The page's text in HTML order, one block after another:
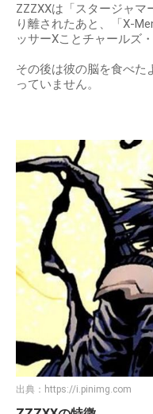
ZZZXXは「スタージャ
り離されたあと、「X-
ッサーXことチャールズ
その後は彼の脳を食べた
っていません。
出典： https://i.pinimg.com